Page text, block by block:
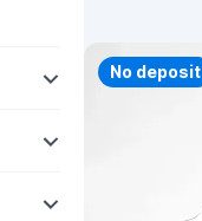
Priority
No deposit